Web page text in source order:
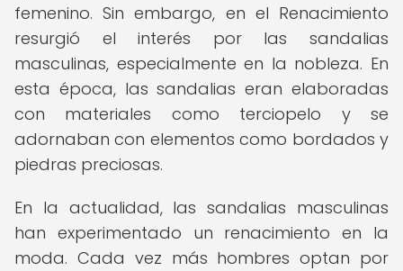
femenino. Sin embargo, en el Renacimiento
resurgió el interés por las sandalias
masculinas, especialmente en la nobleza. En
esta época, las sandalias eran elaboradas
con materiales como terciopelo y se
adornaban con elementos como bordados y
piedras preciosas.
En la actualidad, las sandalias masculinas
han experimentado un renacimiento en la
moda. Cada vez más hombres optan por